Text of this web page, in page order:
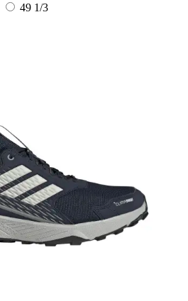
49 1/3